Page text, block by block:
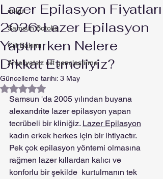
dolgu
Samsun Botoks
Cilt Bakımı
Ameliyatsız cilt gençleştirme
Lazer Epilasyon Fiyatları
2026: Lazer Epilasyon
Yaptırırken Nelere
Dikkat Etmeliyiz?
Güncelleme tarihi: 3 May
5 üzerinden NaN yıldız
Samsun 'da 2005 yılından buyana
alexandrite lazer epilasyon yapan
tecrübeli bir kliniğiz. Lazer Epilasyon
kadın erkek herkes için bir ihtiyactır.
Pek çok epilasyon yöntemi olmasına
rağmen lazer kıllardan kalıcı ve
konforlu bir şekilde  kurtulmanın tek